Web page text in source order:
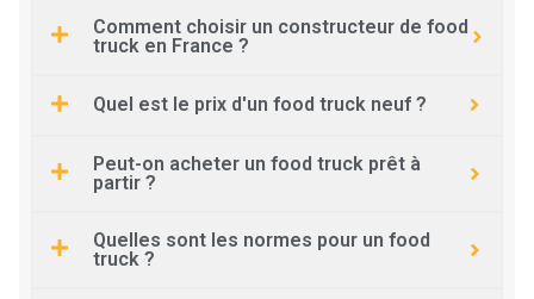
Comment choisir un constructeur de food
truck en France ?
Quel est le prix d'un food truck neuf ?
Peut-on acheter un food truck prêt à
partir ?
Quelles sont les normes pour un food
truck ?